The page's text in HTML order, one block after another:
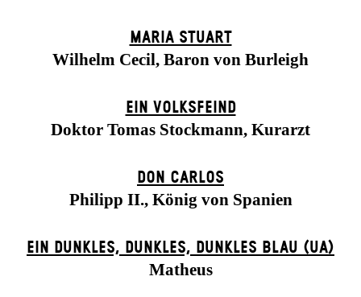
MARIA STUART
Wilhelm Cecil, Baron von Burleigh
EIN VOLKS­FEIND
Doktor Tomas Stockmann, Kurarzt
DON CARLOS
Philipp II., König von Spanien
EIN DUNK­LES, DUNK­LES, DUNK­LES BLAU (UA)
Matheus